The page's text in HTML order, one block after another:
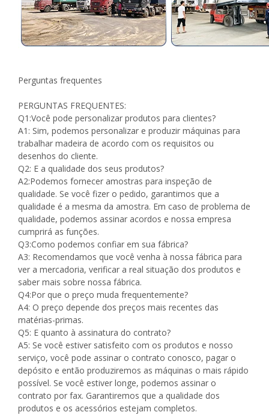
Perguntas frequentes
PERGUNTAS FREQUENTES:
Q1:Você pode personalizar produtos para clientes?
A1: Sim, podemos personalizar e produzir máquinas para
trabalhar madeira de acordo com os requisitos ou
desenhos do cliente.
Q2: E a qualidade dos seus produtos?
A2:Podemos fornecer amostras para inspeção de
qualidade. Se você fizer o pedido, garantimos que a
qualidade é a mesma da amostra. Em caso de problema de
qualidade, podemos assinar acordos e nossa empresa
cumprirá as funções.
Q3:Como podemos confiar em sua fábrica?
A3: Recomendamos que você venha à nossa fábrica para
ver a mercadoria, verificar a real situação dos produtos e
saber mais sobre nossa fábrica.
Q4:Por que o preço muda frequentemente?
A4: O preço depende dos preços mais recentes das
matérias-primas.
Q5: E quanto à assinatura do contrato?
A5: Se você estiver satisfeito com os produtos e nosso
serviço, você pode assinar o contrato conosco, pagar o
depósito e então produziremos as máquinas o mais rápido
possível. Se você estiver longe, podemos assinar o
contrato por fax. Garantiremos que a qualidade dos
produtos e os acessórios estejam completos.